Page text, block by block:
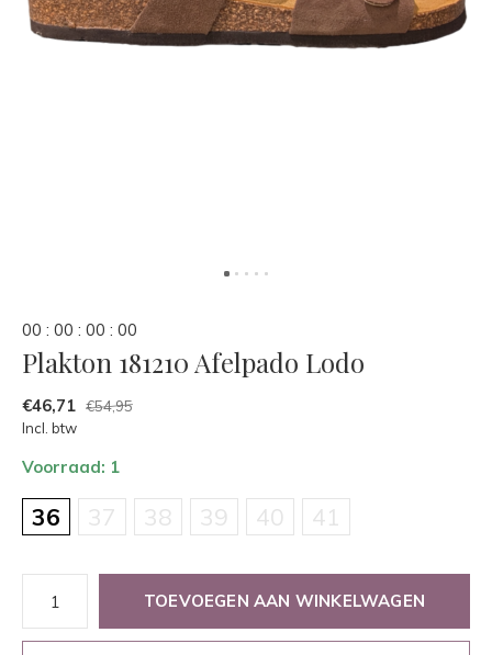
00 : 00 : 00 : 00
Plakton 181210 Afelpado Lodo
€46,71 €54,95
Incl. btw
Voorraad: 1
36 37 38 39 40 41
TOEVOEGEN AAN WINKELWAGEN